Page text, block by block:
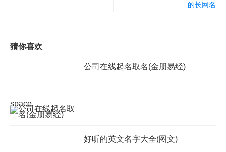
的长网名
猜你喜欢
space
公司在线起名取名(金朋易经)
好听的英文名字大全(图文)